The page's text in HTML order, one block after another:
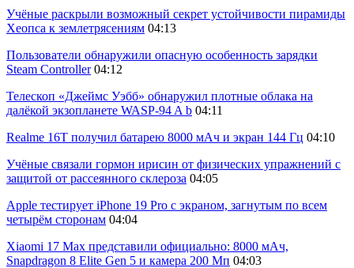
Учёные раскрыли возможный секрет устойчивости пирамиды
Хеопса к землетрясениям 04:13
Пользователи обнаружили опасную особенность зарядки
Steam Controller 04:12
Телескоп «Джеймс Уэбб» обнаружил плотные облака на
далёкой экзопланете WASP-94 A b 04:11
Realme 16T получил батарею 8000 мАч и экран 144 Гц 04:10
Учёные связали гормон ирисин от физических упражнений с
защитой от рассеянного склероза 04:05
Apple тестирует iPhone 19 Pro с экраном, загнутым по всем
четырём сторонам 04:04
Xiaomi 17 Max представили официально: 8000 мАч,
Snapdragon 8 Elite Gen 5 и камера 200 Мп 04:03